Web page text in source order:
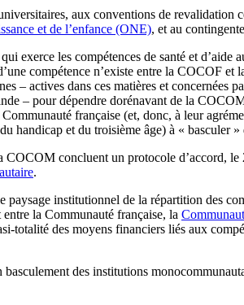
aux conventions de revalidation
et de l’enfance (ONE), et au
les compétences de santé et d’aide
compétence n’existe entre la COCOF
– actives dans ces matières et concernées
– pour dépendre dorénavant de la
française (et, donc, à leur
handicap et du troisième âge) à « basculer
concluent un protocole d’accord,
.
institutionnel de la répartition des
la Communauté française, la
totalité des moyens financiers liés aux
des institutions